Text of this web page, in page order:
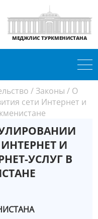
МЕДЖЛИС ТУРКМЕНИСТАНА
/ Законы / О
сети Интернет и
И
УСЛУГ В